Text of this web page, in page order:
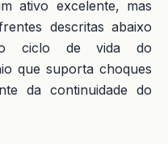
ativo excelente, mas
descritas abaixo
ciclo de vida do
que suporta choques
da continuidade do